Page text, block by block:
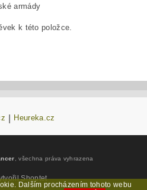
armády
k této položce.
Heureka.cz
, všechna práva vyhrazena
Shoptet
Dalším procházením tohoto webu